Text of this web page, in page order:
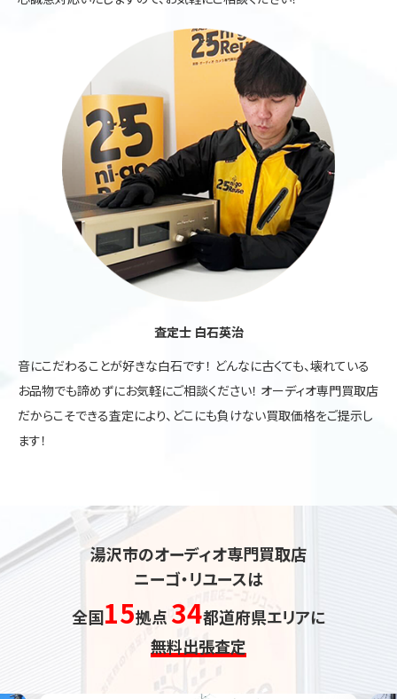
査定士 白石英治
音にこだわることが好きな白石です！ どんなに古くても、壊れている
お品物でも諦めずにお気軽にご相談ください！ オーディオ専門買取店
だからこそできる査定により、どこにも負けない買取価格をご提示し
ます！
湯沢市のオーディオ専門買取店
ニーゴ・リユースは
全国15拠点 34都道府県エリアに
無料出張査定